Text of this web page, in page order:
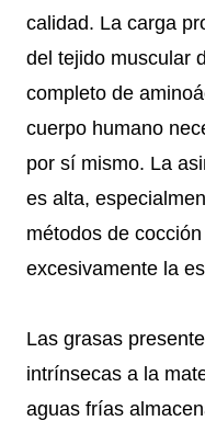
calidad. La carga
del tejido muscular
completo de
cuerpo humano
por sí mismo. La
es alta,
métodos de
excesivamente la
Las grasas
intrínsecas a la
aguas frías